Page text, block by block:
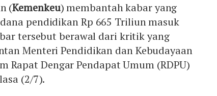
(Kemenkeu) membantah kabar yang
pendidikan Rp 665 Triliun masuk
tersebut berawal dari kritik yang
Menteri Pendidikan dan Kebudayaan
Rapat Dengar Pendapat Umum (RDPU)
(2/7).